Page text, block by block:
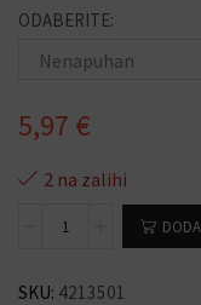
ODABERITE:
5,97 €
2 na zalihi
SKU: 4213501